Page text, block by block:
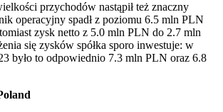
przychodów nastąpił też znaczny
operacyjny spadł z poziomu 6.5 mln PLN
zysk netto z 5.0 mln PLN do 2.7 mln
się zysków spółka sporo inwestuje: w
było to odpowiednio 7.3 mln PLN oraz 6.8